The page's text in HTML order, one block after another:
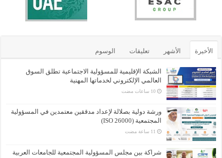
الأخيرة الأشهر تعليقات الوسوم
الشبكة الإقليمية للمسؤولية الاجتماعية تطلق السوق
العالمي الإلكتروني لخدماتها المهنية
ورشة دولية بصلالة لإعداد مدققين معتمدين في المسؤولية
المجتمعية (ISO 26000)
شراكة بين مجلس المسؤولية المجتمعية للجامعات العربية